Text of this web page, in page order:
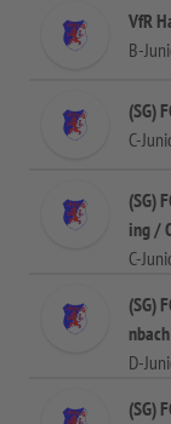
VfR
B-
(SG)
C-
(SG)
ing /
C-
(SG)
D-
(SG)